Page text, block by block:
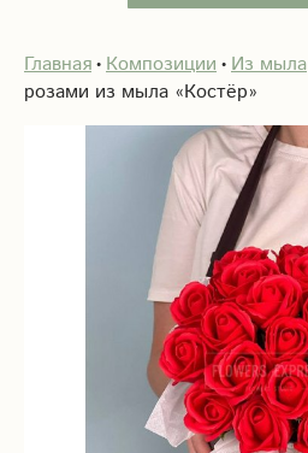
Главная Композиции Из мыла
розами из мыла «Костёр»